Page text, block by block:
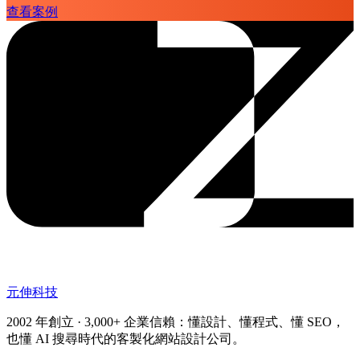
查看案例
元伸科技
2002 年創立 · 3,000+ 企業信賴：懂設計、懂程式、懂 SEO，
也懂 AI 搜尋時代的客製化網站設計公司。